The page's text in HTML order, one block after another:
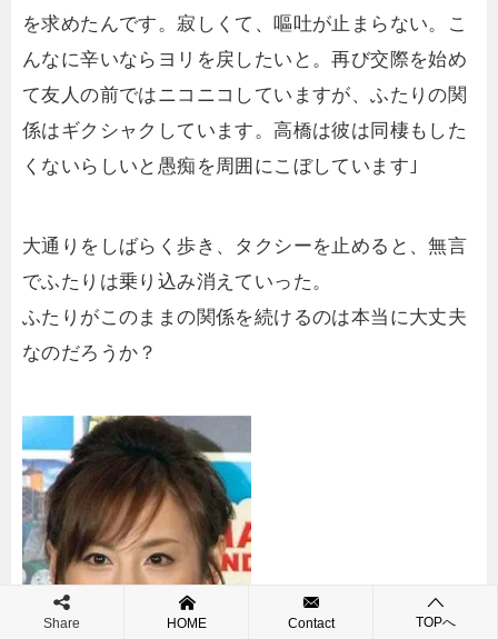
を求めたんです。寂しくて、嘔吐が止まらない。こ
んなに辛いならヨリを戻したいと。再び交際を始め
て友人の前ではニコニコしていますが、ふたりの関
係はギクシャクしています。高橋は彼は同棲もした
くないらしいと愚痴を周囲にこぼしています｣
大通りをしばらく歩き、タクシーを止めると、無言
でふたりは乗り込み消えていった。
ふたりがこのままの関係を続けるのは本当に大丈夫
なのだろうか？
Share HOME Contact TOPへ